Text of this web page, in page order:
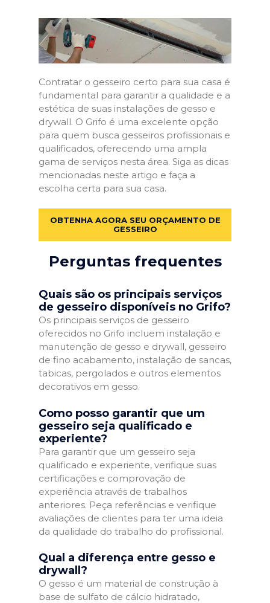
Contratar o gesseiro certo para sua casa é
fundamental para garantir a qualidade e a
estética de suas instalações de gesso e
drywall. O Grifo é uma excelente opção
para quem busca gesseiros profissionais e
qualificados, oferecendo uma ampla
gama de serviços nesta área. Siga as dicas
mencionadas neste artigo e faça a
escolha certa para sua casa.
OBTENHA AGORA SEU ORÇAMENTO DE
GESSEIRO
Perguntas frequentes
Quais são os principais serviços
de gesseiro disponíveis no Grifo?
Os principais serviços de gesseiro
oferecidos no Grifo incluem instalação e
manutenção de gesso e drywall, gesseiro
de fino acabamento, instalação de sancas,
tabicas, pergolados e outros elementos
decorativos em gesso.
Como posso garantir que um
gesseiro seja qualificado e
experiente?
Para garantir que um gesseiro seja
qualificado e experiente, verifique suas
certificações e comprovação de
experiência através de trabalhos
anteriores. Peça referências e verifique
avaliações de clientes para ter uma ideia
da qualidade do trabalho do profissional.
Qual a diferença entre gesso e
drywall?
O gesso é um material de construção à
base de sulfato de cálcio hidratado,